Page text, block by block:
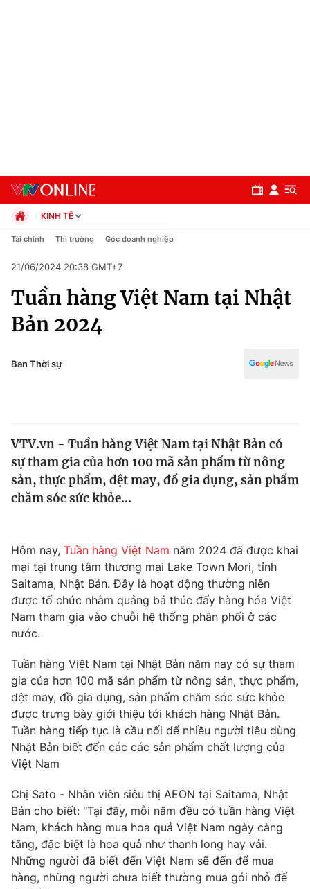
Chuyên mục
Chính trị
Thế giới
Tin tức
Câu chuyện quốc tế
Tài chính
Thị trường
Góc doanh nghiệp
Dữ liệu và đời sống
Truyền hình
Phim VTV
Nhân vật
Khán giả
Giải sao mai
Giải trí
Điện ảnh
Âm nhạc
Sao
Đời sống
Du lịch
Làm đẹp
Chất lượng cuộc sống
Giáo dục
Tuyển sinh
Học trực tuyến
Công nghệ
Sản phẩm
Thị trường
Tư vấn
Giao lưu trực tuyến
Lịch phát sóng
KINH TẾ
Chính trị
Pháp luật
Kinh tế
Thể thao
Truyền hình
Y tế
Tài chính Thị trường Góc doanh nghiệp
21/06/2024 20:38 GMT+7
Tuần hàng Việt Nam tại Nhật
Bản 2024
Ban Thời sự
VTV.vn - Tuần hàng Việt Nam tại Nhật Bản có
sự tham gia của hơn 100 mã sản phẩm từ nông
sản, thực phẩm, dệt may, đồ gia dụng, sản phẩm
chăm sóc sức khỏe...
Hôm nay, Tuần hàng Việt Nam năm 2024 đã được khai
mại tại trung tâm thương mại Lake Town Mori, tỉnh
Saitama, Nhật Bản. Đây là hoạt động thường niên
được tổ chức nhằm quảng bá thúc đẩy hàng hóa Việt
Nam tham gia vào chuỗi hệ thống phân phối ở các
nước.
Tuần hàng Việt Nam tại Nhật Bản năm nay có sự tham
gia của hơn 100 mã sản phẩm từ nông sản, thực phẩm,
dệt may, đồ gia dụng, sản phẩm chăm sóc sức khỏe
được trưng bày giới thiệu tới khách hàng Nhật Bản.
Tuần hàng tiếp tục là cầu nối để nhiều người tiêu dùng
Nhật Bản biết đến các các sản phẩm chất lượng của
Việt Nam
Chị Sato - Nhân viên siêu thị AEON tại Saitama, Nhật
Bản cho biết: "Tại đây, mỗi năm đều có tuần hàng Việt
Nam, khách hàng mua hoa quả Việt Nam ngày càng
tăng, đặc biệt là hoa quả như thanh long hay vải.
Những người đã biết đến Việt Nam sẽ đến để mua
hàng, những người chưa biết thường mua gói nhỏ để